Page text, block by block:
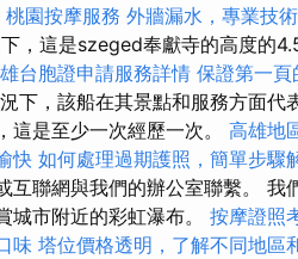
桃園按摩服務 外牆漏水，專業技
，這是szeged奉獻寺的高度的
台胞證申請服務詳情 保證第一頁
下，該船在其景點和服務方面代
這是至少一次經歷一次。 高雄地
快 如何處理過期護照，簡單步驟
互聯網與我們的辦公室聯繫。 我
城市附近的彩虹瀑布。 按摩證照
味 塔位價格透明，了解不同地區